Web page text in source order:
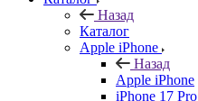
Назад
Каталог
Apple iPhone
Назад
Apple iPhone
iPhone 17 Pro